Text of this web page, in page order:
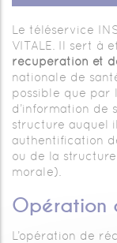
Le téléservice
VITALE. Il sert à
récupération et
nationale de
possible que par
d’information de
structure auquel
authentification
ou de la
morale).
Opération
L’opération de